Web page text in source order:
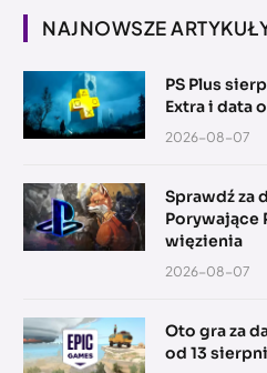
NAJNOWSZE
PS Plus
Extra i data
2026-08-07
Sprawdź za
Porywające
więzienia
2026-08-07
Oto gra za
od 13